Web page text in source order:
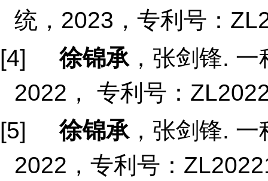
统，2023，专利号：
[4]徐锦承，张剑锋. 一
2022， 专利号：
[5]徐锦承，张剑锋. 一
2022，专利号：